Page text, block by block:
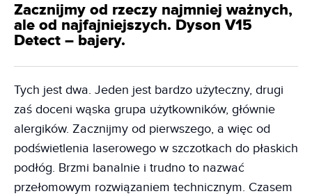
Zacznijmy od rzeczy najmniej ważnych,
ale od najfajniejszych. Dyson V15
Detect – bajery.
Tych jest dwa. Jeden jest bardzo użyteczny, drugi
zaś doceni wąska grupa użytkowników, głównie
alergików. Zacznijmy od pierwszego, a więc od
podświetlenia laserowego w szczotkach do płaskich
podłóg. Brzmi banalnie i trudno to nazwać
przełomowym rozwiązaniem technicznym. Czasem